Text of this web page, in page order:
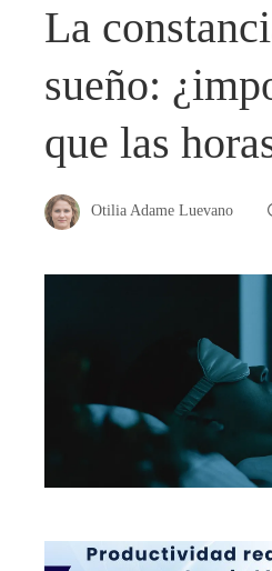
La
sueño:
que las
Otilia Adame Luevano